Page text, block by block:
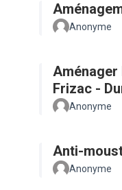
Anonyme
Frizac -
Anonyme
Anti-
Anonyme